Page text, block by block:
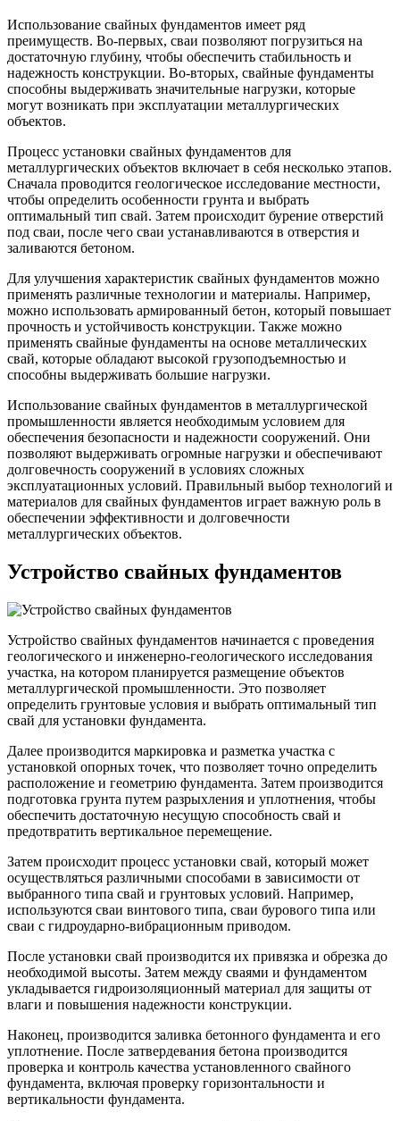
Использование свайных фундаментов имеет ряд
преимуществ. Во-первых, сваи позволяют погрузиться на
достаточную глубину, чтобы обеспечить стабильность и
надежность конструкции. Во-вторых, свайные фундаменты
способны выдерживать значительные нагрузки, которые
могут возникать при эксплуатации металлургических
объектов.
Процесс установки свайных фундаментов для
металлургических объектов включает в себя несколько этапов.
Сначала проводится геологическое исследование местности,
чтобы определить особенности грунта и выбрать
оптимальный тип свай. Затем происходит бурение отверстий
под сваи, после чего сваи устанавливаются в отверстия и
заливаются бетоном.
Для улучшения характеристик свайных фундаментов можно
применять различные технологии и материалы. Например,
можно использовать армированный бетон, который повышает
прочность и устойчивость конструкции. Также можно
применять свайные фундаменты на основе металлических
свай, которые обладают высокой грузоподъемностью и
способны выдерживать большие нагрузки.
Использование свайных фундаментов в металлургической
промышленности является необходимым условием для
обеспечения безопасности и надежности сооружений. Они
позволяют выдерживать огромные нагрузки и обеспечивают
долговечность сооружений в условиях сложных
эксплуатационных условий. Правильный выбор технологий и
материалов для свайных фундаментов играет важную роль в
обеспечении эффективности и долговечности
металлургических объектов.
Устройство свайных фундаментов
Устройство свайных фундаментов начинается с проведения
геологического и инженерно-геологического исследования
участка, на котором планируется размещение объектов
металлургической промышленности. Это позволяет
определить грунтовые условия и выбрать оптимальный тип
свай для установки фундамента.
Далее производится маркировка и разметка участка с
установкой опорных точек, что позволяет точно определить
расположение и геометрию фундамента. Затем производится
подготовка грунта путем разрыхления и уплотнения, чтобы
обеспечить достаточную несущую способность свай и
предотвратить вертикальное перемещение.
Затем происходит процесс установки свай, который может
осуществляться различными способами в зависимости от
выбранного типа свай и грунтовых условий. Например,
используются сваи винтового типа, сваи бурового типа или
сваи с гидроударно-вибрационным приводом.
После установки свай производится их привязка и обрезка до
необходимой высоты. Затем между сваями и фундаментом
укладывается гидроизоляционный материал для защиты от
влаги и повышения надежности конструкции.
Наконец, производится заливка бетонного фундамента и его
уплотнение. После затвердевания бетона производится
проверка и контроль качества установленного свайного
фундамента, включая проверку горизонтальности и
вертикальности фундамента.